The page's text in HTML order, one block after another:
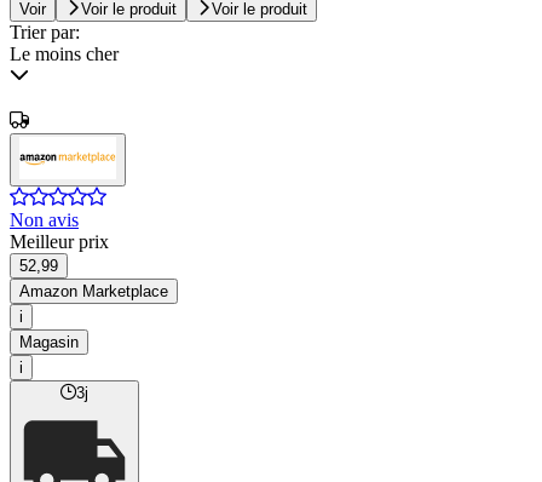
Voir Voir le produit Voir le produit
Trier par:
Le moins cher
Non avis
Meilleur prix
52,99
Amazon Marketplace
i
Magasin
i
3j